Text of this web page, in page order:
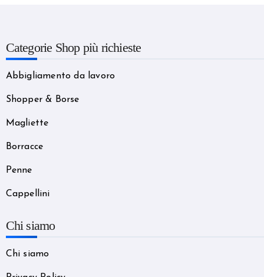
Categorie Shop più richieste
Abbigliamento da lavoro
Shopper & Borse
Magliette
Borracce
Penne
Cappellini
Chi siamo
Chi siamo